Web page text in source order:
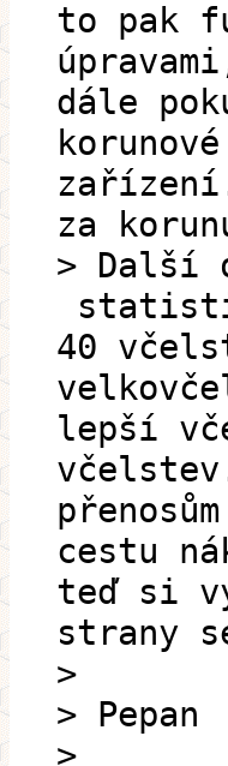
to pak
dále
za
> Další
40
lepší
cestu
teď si
strany
>
> Pepan
>